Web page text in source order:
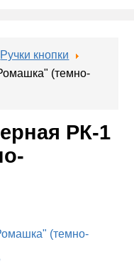
Ручки кнопки
(темно-
РК-1